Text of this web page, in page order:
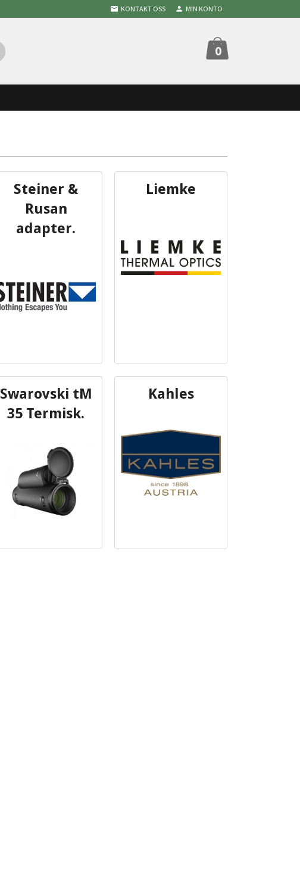
KONTAKT OSS MIN KONTO
0
Steiner &
Rusan
adapter.
Liemke
Swarovski tM
35 Termisk.
Kahles